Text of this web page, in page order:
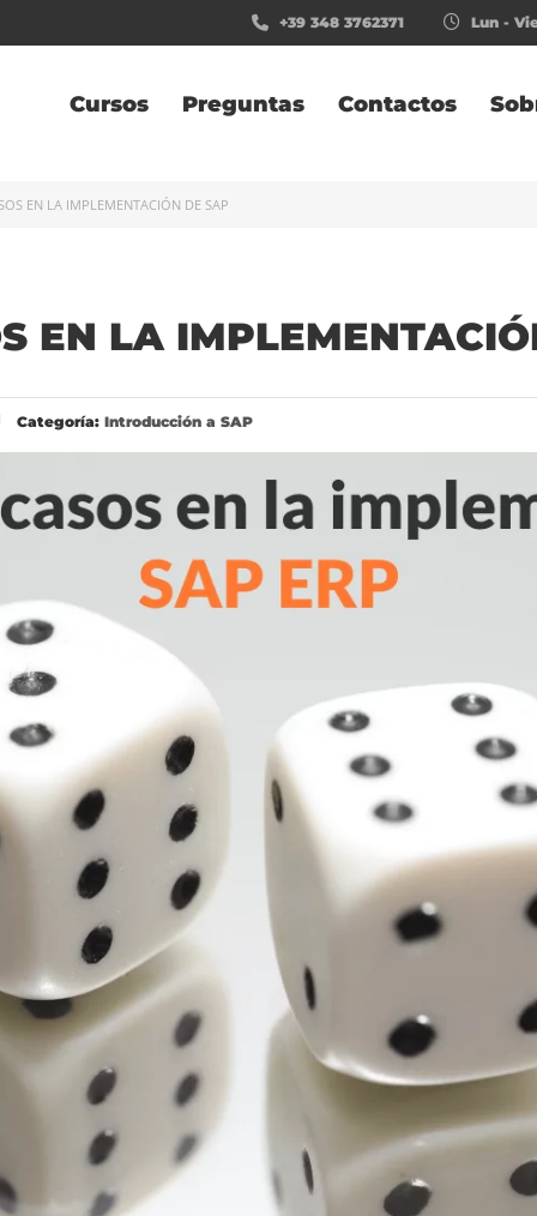
Lun -
+39 348 3762371
Cursos Preguntas Contactos
EN LA IMPLEMENTACIÓN DE SAP
EN LA
Categoría: Introducción a SAP